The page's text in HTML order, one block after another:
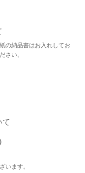
の納品書はお入れしてお
さい。
て
います。